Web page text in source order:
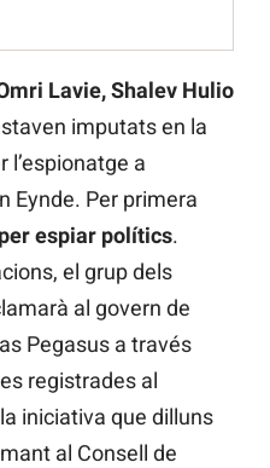
Lavie, Shalev Hulio
imputats en la
l’espionatge a
Eynde. Per primera
espiar polítics.
el grup dels
al govern de
Pegasus a través
registrades al
iniciativa que dilluns
al Consell de